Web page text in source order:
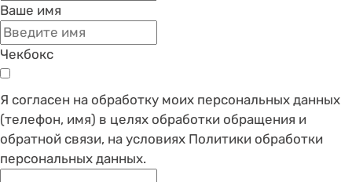
Ваше имя
Чекбокс
Я согласен на обработку моих персональных данных
(телефон, имя) в целях обработки обращения и
обратной связи, на условиях Политики обработки
персональных данных.